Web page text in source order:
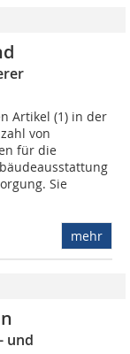
Artikel (1) in der
von
für die
Sie
mehr
und